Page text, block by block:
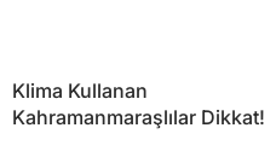
Klima Kullanan
Kahramanmaraşlılar Dikkat!